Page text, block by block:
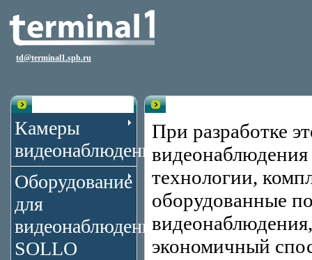
td@terminal1.spb.ru
Камеры
видеонаблюдения
Оборудование
для
видеонаблюдения
SOLLO
При разработке
технологии,
оборудованные
экономичный